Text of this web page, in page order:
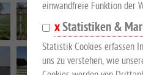
Hersteller:
einwandfreie Funktion der
Statistiken &
Statistik Cookies erfassen
uns zu verstehen, wie